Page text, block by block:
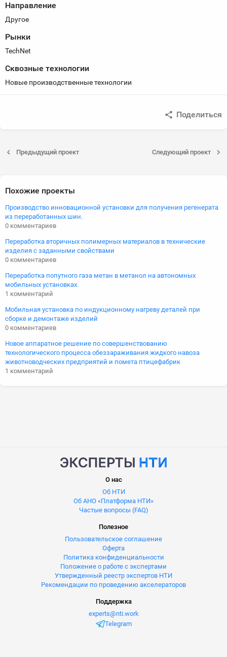
Направление
Другое
Рынки
TechNet
Сквозные технологии
Новые производственные технологии
Поделиться
Предыдущий проект Следующий проект
Похожие проекты
Производство инновационной установки для получения регенерата
из переработанных шин.
0 комментариев
Переработка вторичных полимерных материалов в технические
изделия с заданными свойствами
0 комментариев
Переработка попутного газа метан в метанол на автономных
мобильных установках.
1 комментарий
Мобильная установка по индукционному нагреву деталей при
сборке и демонтаже изделий
0 комментариев
Новое аппаратное решение по совершенствованию
технологического процесса обеззараживания жидкого навоза
животноводческих предприятий и помета птицефабрик
1 комментарий
О нас
Об НТИ
Об АНО «Платформа НТИ»
Частые вопросы (FAQ)
Полезное
Пользовательское соглашение
Оферта
Политика конфиденциальности
Положение о работе с экспертами
Утвержденный реестр экспертов НТИ
Рекомендации по проведению акселераторов
Поддержка
experts@nti.work
Telegram